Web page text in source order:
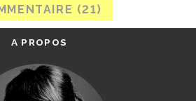
A PROPOS